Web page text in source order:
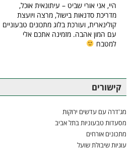
היי, אני אורי שביט – עיתונאית אוכל,
מדריכת סדנאות בישול, מרצה ויועצת
קולינארית, ועורכת בלוג מתכונים טבעוניים
עם המון אהבה. מזמינה אתכם אלי
למטבח
קישורים
מג'דרה עם עדשים ירוקות
מסעדות טבעוניות בתל אביב
מתכונים אורחים
עוגיות שיבולת שועל